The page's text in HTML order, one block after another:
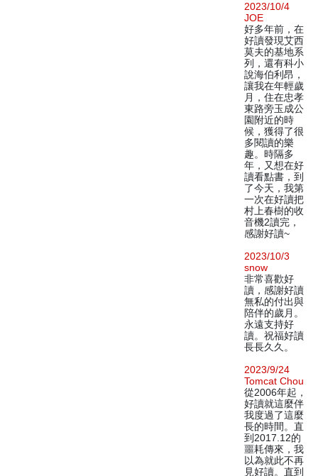
2023/10/4
JOE
好多年前，在
好讀發現艾西
莫夫的基地系
列，還有科小
說海伯利昂，
讓我在年輕歲
月，住在忠孝
東路旁玉成公
園附近的時
候，獲得了很
多閱讀的樂
趣。時隔多
年，又想在好
讀看點書，到
了今天，我第
一次在好讀把
村上春樹的收
音機2讀完，
感謝好讀~
2023/10/3
snow
非常喜歡好
讀，感謝好讀
無私的付出與
陪伴的歲月。
永遠支持好
讀。祝福好讀
長長久久。
2023/9/24
Tomcat Chou
從2006年起，
好讀就這麼伴
我度過了這麼
長的時間。直
到2017.12的
噩耗傳來，我
以為就此不再
見好讀。直到